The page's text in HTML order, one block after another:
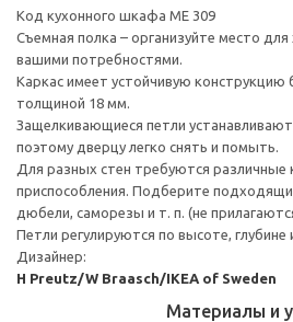
Код кухонного шкафа ME 309
Съемная полка – организуйте место для
вашими потребностями.
Каркас имеет устойчивую конструкцию
толщиной 18 мм.
Защелкивающиеся петли
поэтому дверцу легко снять и помыть.
Для разных стен требуются различные
приспособления. Подберите
дюбели, саморезы и т. п. (не
Петли регулируются по высоте, глубине
Дизайнер:
H Preutz/W Braasch/IKEA of Sweden
Материалы и